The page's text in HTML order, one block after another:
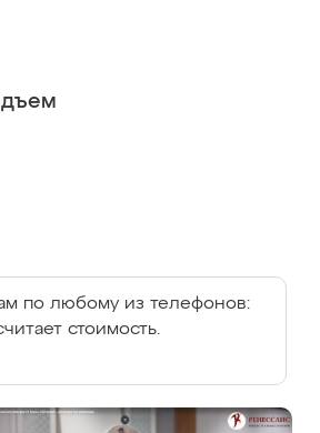
по любому из телефонов:
стоимость.